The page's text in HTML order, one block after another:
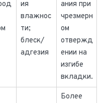
ия
влажнос
ти;
блеск/
адгезия
ания при
чрезмерн
ом
отвержд
ении на
изгибе
вкладки.
Более